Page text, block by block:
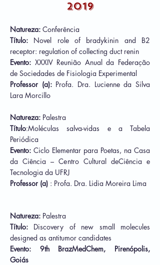
2019
Natureza: Conferência
Título: Novel role of bradykinin and B2
receptor: regulation of collecting duct renin
Evento: XXXIV Reunião Anual da Federação
de Sociedades de Fisiologia Experimental
Professor (a): Profa. Dra. Lucienne da Silva
Lara Morcillo
Natureza: Palestra
Título:Moléculas salva-vidas e a Tabela
Periódica
Evento: Ciclo Elementar para Poetas, na Casa
da Ciência – Centro Cultural deCiência e
Tecnologia da UFRJ
Professor (a) : Profa. Dra. Lidia Moreira Lima
Natureza: Palestra
Título: Discovery of new small molecules
designed as antitumor candidates
Evento: 9th BrazMedChem, Pirenópolis,
Goiás